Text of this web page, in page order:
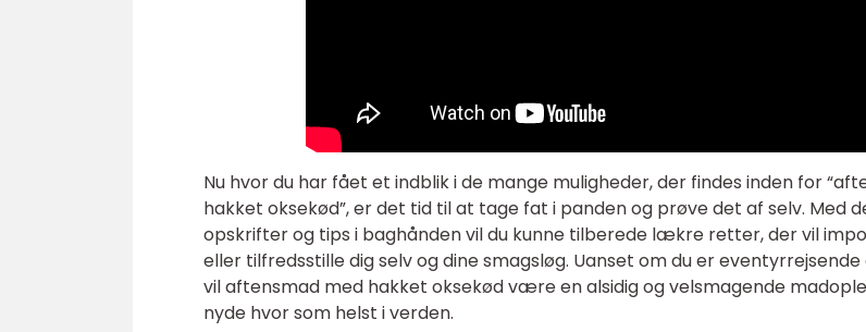
Nu hvor du har fået et indblik i de mange muligheder, der findes inden for
hakket oksekød”, er det tid til at tage fat i panden og prøve det af selv. Med
opskrifter og tips i baghånden vil du kunne tilberede lækre retter, der vil
eller tilfredsstille dig selv og dine smagsløg. Uanset om du er
vil aftensmad med hakket oksekød være en alsidig og velsmagende
nyde hvor som helst i verden.